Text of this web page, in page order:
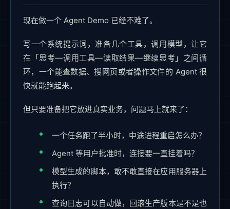
现在做一个 Agent Demo 已经不难了。
写一个系统提示词，准备几个工具，调用模型，让它
在「思考—调用工具—读取结果—继续思考」之间循
环，一个能查数据、搜网页或者操作文件的 Agent 很
快就能跑起来。
但只要准备把它放进真实业务，问题马上就来了：
一个任务跑了半小时，中途进程重启怎么办？
Agent 等用户批准时，连接要一直挂着吗？
模型生成的脚本，敢不敢直接在应用服务器上
执行？
查询日志可以自动做，回滚生产版本是不是也